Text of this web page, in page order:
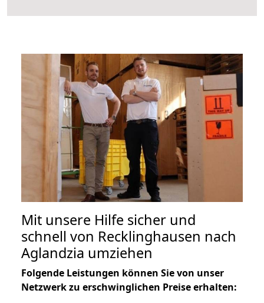
Mit unsere Hilfe sicher und
schnell von Recklinghausen nach
Aglandzia umziehen
Folgende Leistungen können Sie von unser
Netzwerk zu erschwinglichen Preise erhalten: